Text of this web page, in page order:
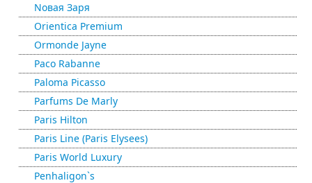
Nовая Заря
Orientica Premium
Ormonde Jayne
Paco Rabanne
Paloma Picasso
Parfums De Marly
Paris Hilton
Paris Line (Paris Elysees)
Paris World Luxury
Penhaligon`s